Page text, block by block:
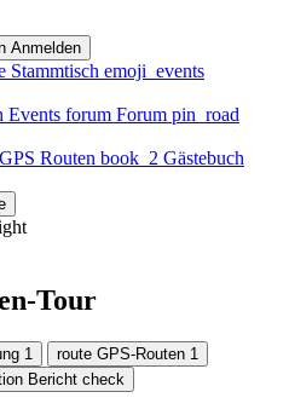
Anmelden
Stammtisch emoji_events
Events forum Forum pin_road
GPS Routen book_2 Gästebuch
Tour
1 route GPS-Routen 1
Bericht check